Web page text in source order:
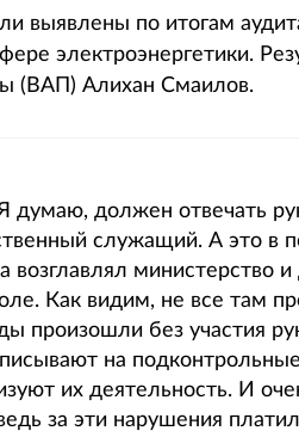
выявлены по итогам
электроэнергетики.
(ВАП) Алихан Смаилов.
думаю, должен отвечать
служащий. А это в
министерство
Как видим, не все там
произошли без участия
на
их деятельность. И
за эти нарушения